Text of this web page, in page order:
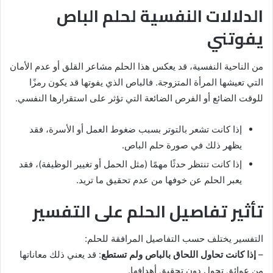
الدلالات النفسية لحلم الباص
يفوتني
من الناحية النفسية، قد يعكس هذا الحلم مشاعر القلق أو عدم الأمان
التي تعيشها المرأة المتزوجة. فالباص الذي يفوتها قد يكون رمزًا
للوقت الضائع أو الفرص الضائعة التي تؤثر على استقرارها النفسي.
إذا كانت تشعر بالتوتر بسبب ضغوط العمل أو الأسرة، فقد
يظهر ذلك في صورة حلم الباص.
إذا كانت تنتظر حدثًا مهمًا (مثل الحمل أو تغيير الوظيفة)، فقد
يعبر الحلم عن خوفها من عدم تحقيق ما تريد.
تأثير تفاصيل الحلم على التفسير
التفسير يختلف حسب التفاصيل المرافقة للحلم:
– إذا كانت تحاول اللحاق بالباص ولم تستطع: قد يعني ذلك معاناتها
من عوائق تحول دون تحقيق أهدافها.